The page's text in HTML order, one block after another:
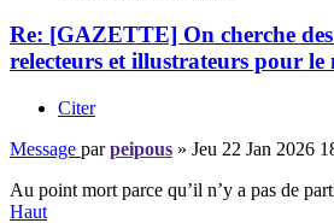
Re: [GAZETTE] On cherche
relecteurs et illustrateurs pour le
Citer
Message parpeipous » Jeu 22 Jan 2026
Au point mort parce qu’il n’y a pas de
Haut